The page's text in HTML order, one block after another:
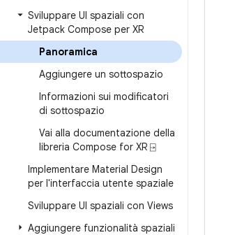
Sviluppare UI spaziali con
Jetpack Compose per XR
Panoramica
Aggiungere un sottospazio
Informazioni sui modificatori
di sottospazio
Vai alla documentazione della
libreria Compose for XR ⍈
Implementare Material Design
per l'interfaccia utente spaziale
Sviluppare UI spaziali con Views
Aggiungere funzionalità spaziali